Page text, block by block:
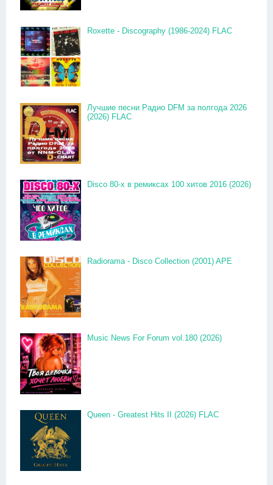
Roxette - Discography (1986-2024) FLAC
Лучшие песни Радио DFM за полгода 2026
(2026) FLAC
Disco 80-x в ремиксах 100 хитов 2016 (2026)
Radiorama - Disco Collection (2001) APE
Music News For Forum vol.180 (2026)
Queen - Greatest Hits II (2026) FLAC